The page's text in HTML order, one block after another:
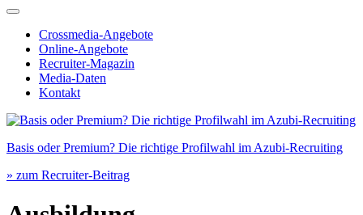
Crossmedia-Angebote
Online-Angebote
Recruiter-Magazin
Media-Daten
Kontakt
Basis oder Premium? Die richtige Profilwahl im Azubi-Recruiting
» zum Recruiter-Beitrag